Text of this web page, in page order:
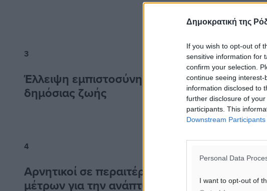
Δημοκρατική της
If you wish to opt-out of
sensitive information for
confirm your selection.
continue seeing
information disclosed to
further disclosure of
participants. This
Downstream Participants
Personal Data
I want to opt-out of
3
Έλλειψη εμπιστοσύνης σε φορείς και
δημόσιας ζωής
4
Αρνητικοί σε περαιτέρω θυσίες: σύγχυση για
μέτρων για την ανάπτυξη